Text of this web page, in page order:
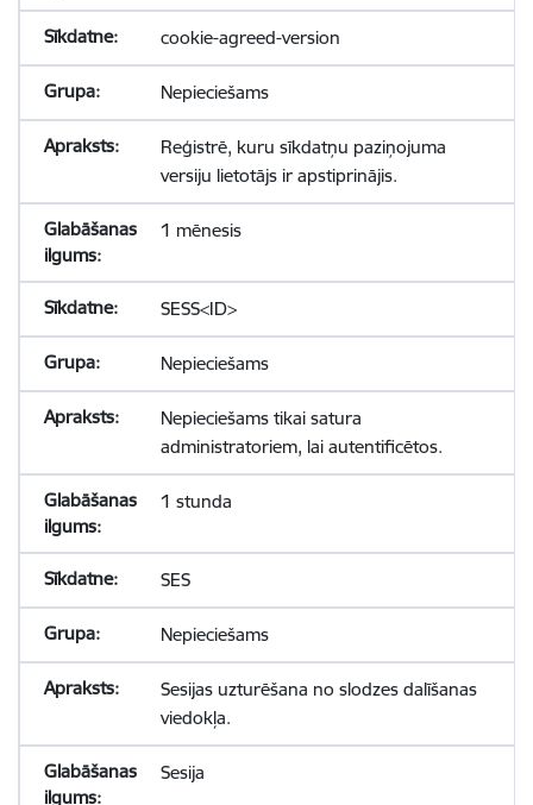
cookie-agreed-version
Nepieciešams
Reģistrē, kuru sīkdatņu paziņojuma
versiju lietotājs ir apstiprinājis.
1 mēnesis
SESS<ID>
Nepieciešams
Nepieciešams tikai satura
administratoriem, lai autentificētos.
1 stunda
SES
Nepieciešams
Sesijas uzturēšana no slodzes dalīšanas
viedokļa.
Sesija